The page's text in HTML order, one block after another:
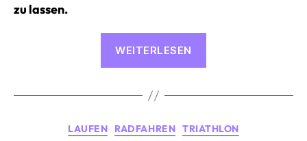
zu lassen.
WEITERLESEN
Die
die
Kategorien
LAUFEN RADFAHREN TRIATHLON